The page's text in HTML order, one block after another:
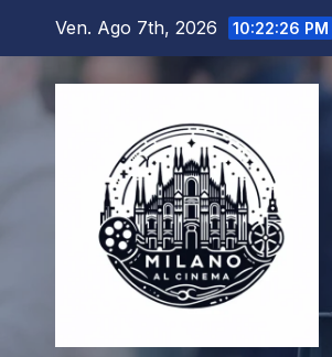
contenuto
Ven. Ago 7th, 2026 10:22:27 PM